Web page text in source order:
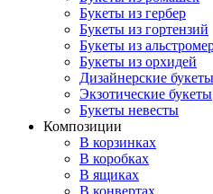
Букеты из гербер
Букеты из гортензий
Букеты из
Букеты из орхидей
Дизайнерские букеты
Экзотические букеты
Букеты невесты
Композиции
В корзинках
В коробках
В ящиках
В конвертах